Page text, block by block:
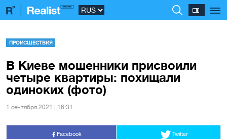
ПРОИСШЕСТВИЯ
В Киеве мошенники присвоили
четыре квартиры: похищали
одиноких (фото)
1 сентября 2021 | 16:31
Facebook Twitter